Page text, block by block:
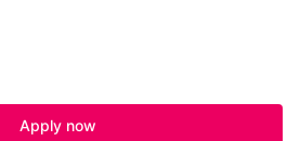
Apply now